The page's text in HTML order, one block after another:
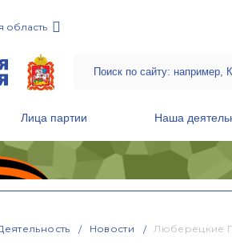
область
Лица партии Наша
Новости Люберецкие